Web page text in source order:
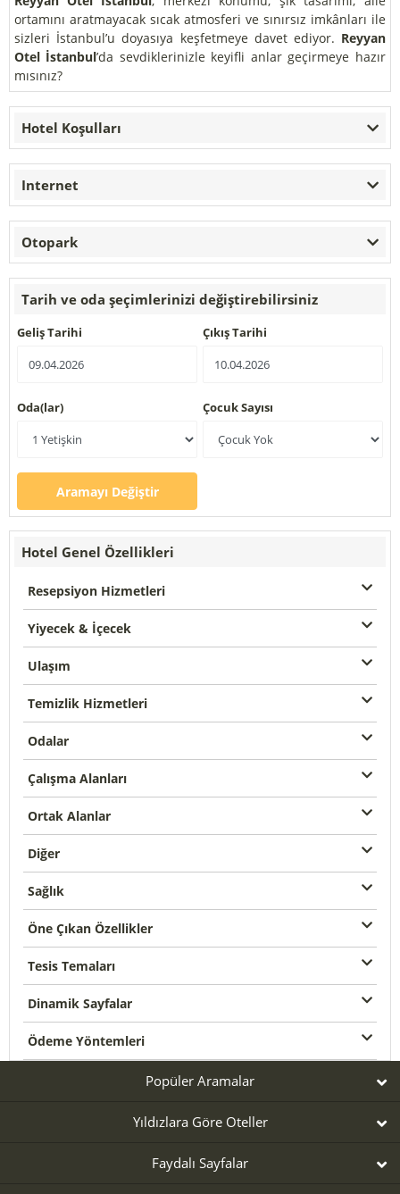
ortamını aratmayacak sıcak atmosferi ve sınırsız imkânları ile
sizleri İstanbul’u doyasıya keşfetmeye davet ediyor. Reyyan
Otel İstanbul’da sevdiklerinizle keyifli anlar geçirmeye hazır
mısınız?
Hotel Koşulları
Internet
Otopark
Tarih ve oda şeçimlerinizi değiştirebilirsiniz
Geliş Tarihi Çıkış Tarihi
Oda(lar) Çocuk Sayısı
Aramayı Değiştir
Hotel Genel Özellikleri
Resepsiyon Hizmetleri
Yiyecek & İçecek
Ulaşım
Temizlik Hizmetleri
Odalar
Çalışma Alanları
Ortak Alanlar
Diğer
Sağlık
Öne Çıkan Özellikler
Tesis Temaları
Dinamik Sayfalar
Ödeme Yöntemleri
Popüler Aramalar
Yıldızlara Göre Oteller
Faydalı Sayfalar